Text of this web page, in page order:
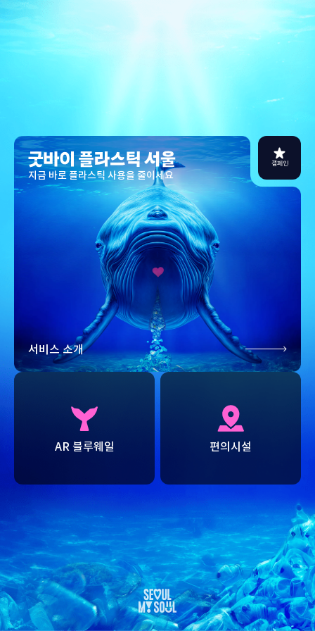
캠페인
지금 바로 플라스틱 사용을 줄이세요
서비스 소개
AR 블루웨일 편의시설